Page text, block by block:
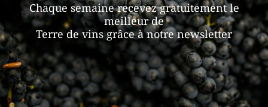
Chaque semaine recevez gratuitement le
meilleur de
Terre de vins grâce à notre newsletter